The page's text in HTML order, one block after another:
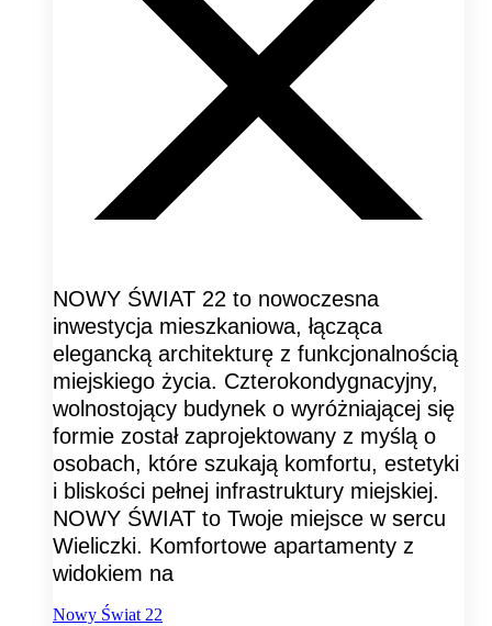
NOWY ŚWIAT 22 to nowoczesna
inwestycja mieszkaniowa, łącząca
elegancką architekturę z funkcjonalnością
miejskiego życia. Czterokondygnacyjny,
wolnostojący budynek o wyróżniającej się
formie został zaprojektowany z myślą o
osobach, które szukają komfortu, estetyki
i bliskości pełnej infrastruktury miejskiej.
NOWY ŚWIAT to Twoje miejsce w sercu
Wieliczki. Komfortowe apartamenty z
widokiem na
Nowy Świat 22